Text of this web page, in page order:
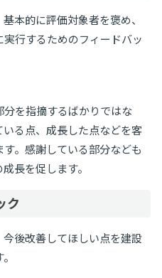
本的に評価対象者を褒め、
行するためのフィードバッ
を指摘するばかりではな
る点、成長した点などを客
。感謝している部分なども
長を促します。
ク
後改善してほしい点を建設